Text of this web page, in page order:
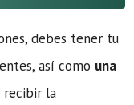
debes tener tu
así como una
recibir la